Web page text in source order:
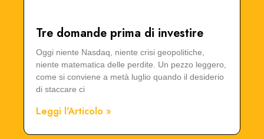
Tre domande prima di investire
Oggi niente Nasdaq, niente crisi geopolitiche,
niente matematica delle perdite. Un pezzo leggero,
come si conviene a metà luglio quando il desiderio
di staccare ci
Leggi l'Articolo »